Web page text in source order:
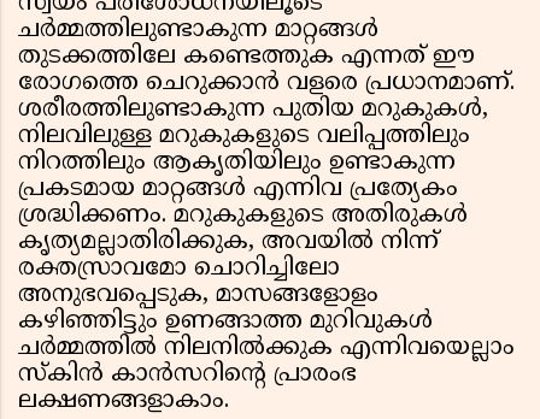
ചർമ്മത്തിലുണ്ടാകുന്ന മാറ്റങ്ങൾ
തുടക്കത്തിലേ കണ്ടെത്തുക എന്നത് ഈ
രോഗത്തെ ചെറുക്കാൻ വളരെ പ്രധാനമാണ്.
ശരീരത്തിലുണ്ടാകുന്ന പുതിയ മറുകുകൾ,
നിലവിലുള്ള മറുകുകളുടെ വലിപ്പത്തിലും
നിറത്തിലും ആകൃതിയിലും ഉണ്ടാകുന്ന
പ്രകടമായ മാറ്റങ്ങൾ എന്നിവ പ്രത്യേകം
ശ്രദ്ധിക്കണം. മറുകുകളുടെ അതിരുകൾ
കൃത്യമല്ലാതിരിക്കുക, അവയിൽ നിന്ന്
രക്തസ്രാവമോ ചൊറിച്ചിലോ
അനുഭവപ്പെടുക, മാസങ്ങളോളം
കഴിഞ്ഞിട്ടും ഉണങ്ങാത്ത മുറിവുകൾ
ചർമ്മത്തിൽ നിലനിൽക്കുക എന്നിവയെല്ലാം
സ്കിൻ കാൻസറിന്റെ പ്രാരംഭ
ലക്ഷണങ്ങളാകാം.